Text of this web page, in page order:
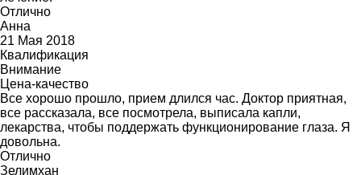
Отлично
Анна
21 Мая 2018
Квалификация
Внимание
Цена-качество
Все хорошо прошло, прием длился час. Доктор приятная,
все рассказала, все посмотрела, выписала капли,
лекарства, чтобы поддержать функционирование глаза. Я
довольна.
Отлично
Зелимхан